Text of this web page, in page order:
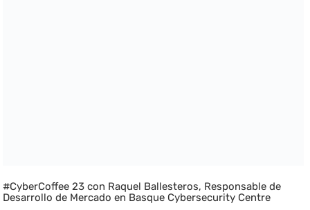
#CyberCoffee 23 con Raquel Ballesteros, Responsable de
Desarrollo de Mercado en Basque Cybersecurity Centre